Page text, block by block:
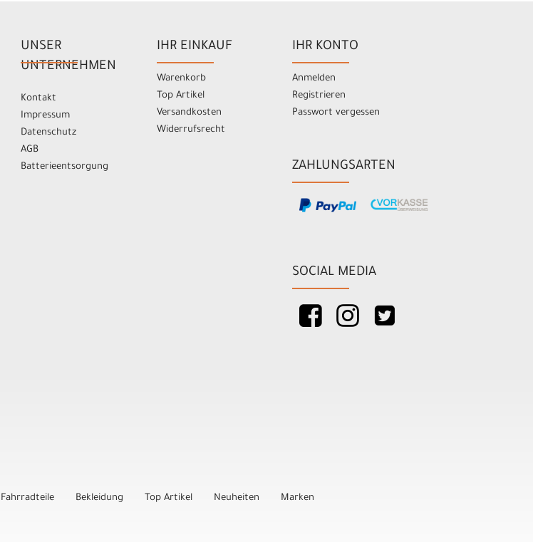
UNSER
UNTERNEHMEN
Kontakt
Impressum
Datenschutz
AGB
Batterieentsorgung
IHR EINKAUF
Warenkorb
Top Artikel
Versandkosten
Widerrufsrecht
IHR KONTO
Anmelden
Registrieren
Passwort vergessen
ZAHLUNGSARTEN
SOCIAL MEDIA
Fahrradteile Bekleidung Top Artikel Neuheiten Marken